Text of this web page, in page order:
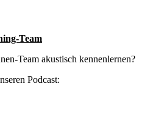
Team
Team akustisch kennenlernen?
Podcast: